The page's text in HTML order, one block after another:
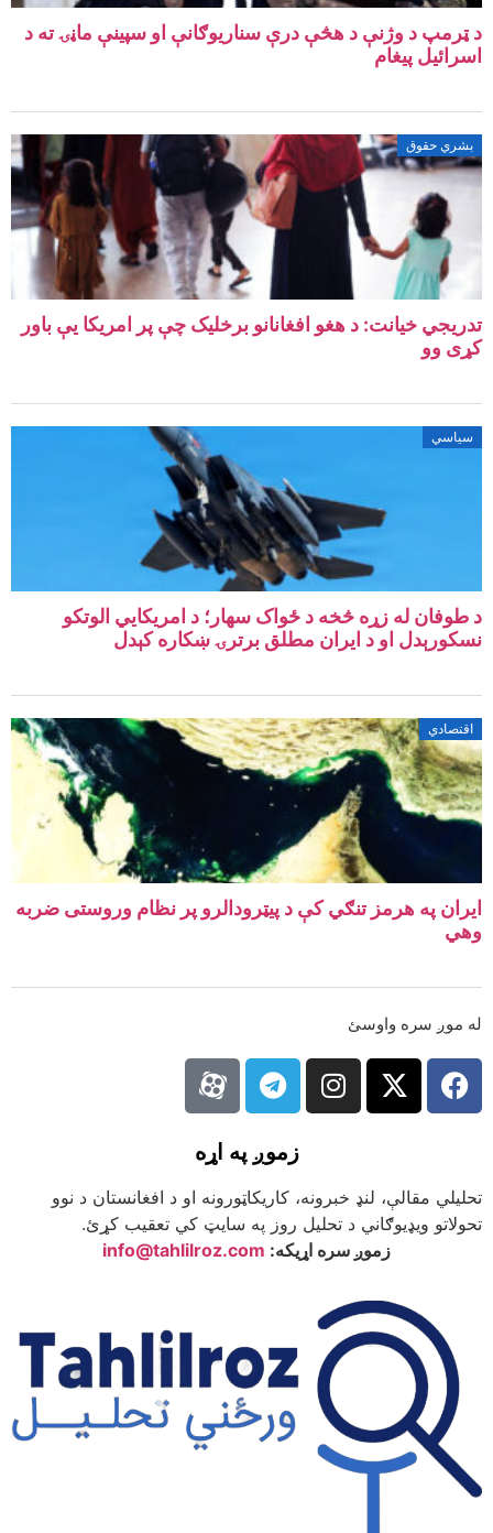
د ټرمپ د وژنې د هڅې درې سناریوګانې او سپینې ماڼۍ ته د
اسرائیل پیغام
بشري حقوق
تدریجي خیانت: د هغو افغانانو برخلیک چې پر امریکا یې باور
کړی وو
سیاسي
د طوفان له زړه څخه د ځواک سهار؛ د امريکايي الوتکو
نسکورېدل او د ايران مطلق برترۍ ښکاره کېدل
اقتصادي
ایران په هرمز تنګي کې د پیټرودالرو پر نظام وروستی ضربه
وهي
له موږ سره واوسئ
زموږ په اړه
تحلیلي مقالې، لنډ خبرونه، کاریکاټورونه او د افغانستان د نوو
تحولاتو ویډیوګاني د تحلیل روز په سایټ کي تعقیب کړئ.
زموږ سره اړیکه: info@tahlilroz.com